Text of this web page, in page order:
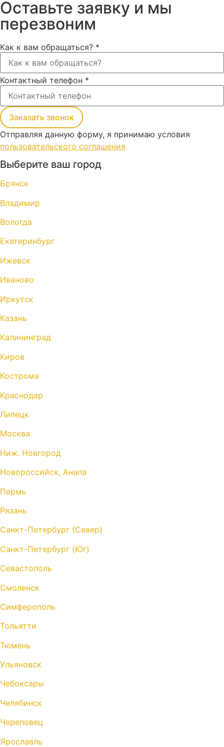
Оставьте заявку и мы
перезвоним
Как к вам обращаться? *
Контактный телефон *
Заказать звонок
Отправляя данную форму, я принимаю условия
пользовательского соглашения
Выберите ваш город
Брянск
Владимир
Вологда
Екатеринбург
Ижевск
Иваново
Иркутск
Казань
Калининград
Киров
Кострома
Краснодар
Липецк
Москва
Ниж. Новгород
Новороссийск, Анапа
Пермь
Рязань
Санкт-Петербург (Север)
Санкт-Петербург (Юг)
Севастополь
Смоленск
Симферополь
Тольятти
Тюмень
Ульяновск
Чебоксары
Челябинск
Череповец
Ярославль